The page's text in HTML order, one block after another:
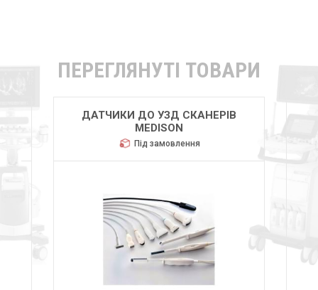
ПЕРЕГЛЯНУТІ ТОВАРИ
ДАТЧИКИ ДО УЗД СКАНЕРІВ
MEDISON
Під замовлення